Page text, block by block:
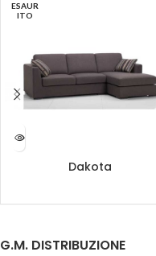
ESAUR
ITO
Dakota
G.M. DISTRIBUZIONE